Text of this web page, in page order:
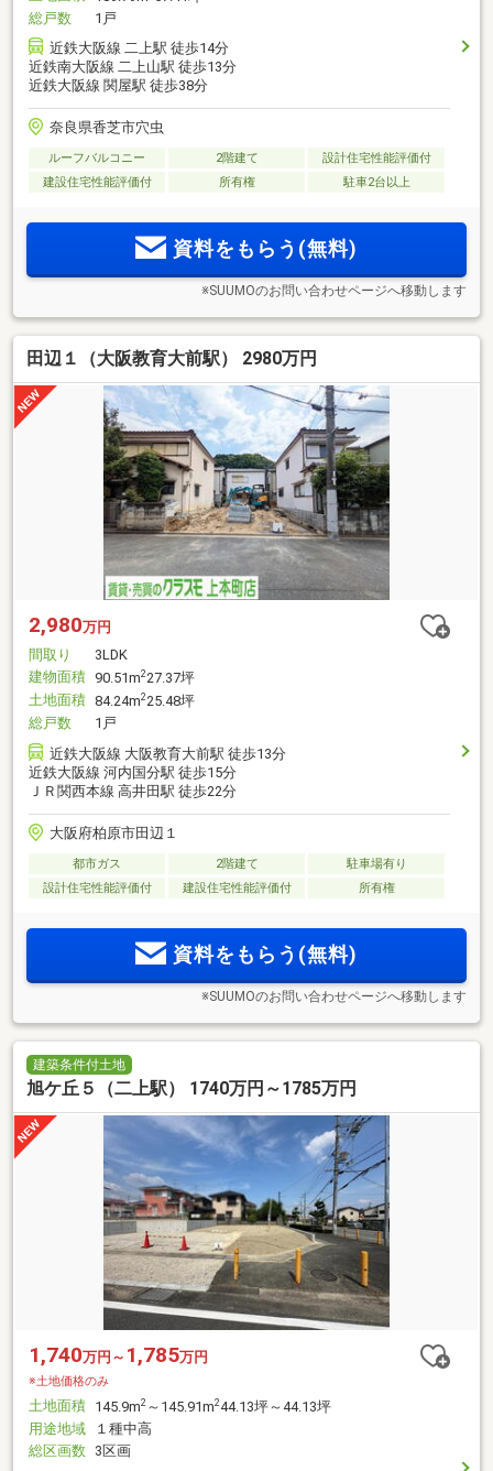
総戸数
1戸
近鉄大阪線 二上駅 徒歩14分
近鉄南大阪線 二上山駅 徒歩13分
近鉄大阪線 関屋駅 徒歩38分
奈良県香芝市穴虫
ルーフバルコニー 2階建て
設計住宅性能評価付
建設住宅性能評価付
所有権 駐車2台以上
資料をもらう(無料)
※SUUMOのお問い合わせページへ移動します
田辺１（大阪教育大前駅） 2980万円
2,980万円
間取り
3LDK
建物面積 90.51m227.37坪
土地面積 84.24m225.48坪
総戸数
1戸
近鉄大阪線 大阪教育大前駅 徒歩13分
近鉄大阪線 河内国分駅 徒歩15分
ＪＲ関西本線 高井田駅 徒歩22分
大阪府柏原市田辺１
都市ガス 2階建て
駐車場有り
設計住宅性能評価付
建設住宅性能評価付 所有権
資料をもらう(無料)
※SUUMOのお問い合わせページへ移動します
建築条件付土地
旭ケ丘５（二上駅） 1740万円～1785万円
1,740万円～ 1,785万円
※土地価格のみ
土地面積 145.9m2 ～145.91m244.13坪～44.13坪
用途地域
１種中高
総区画数 3区画